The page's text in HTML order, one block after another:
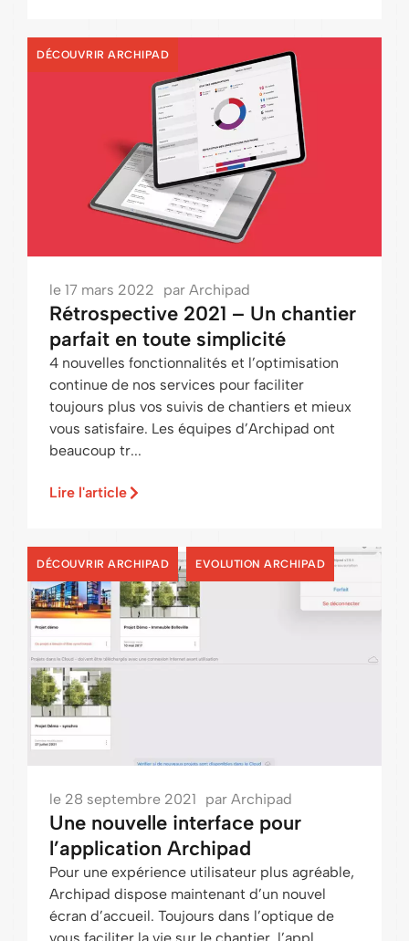
DÉCOUVRIR ARCHIPAD
le 17 mars 2022 par Archipad
Rétrospective 2021 – Un chantier
parfait en toute simplicité
4 nouvelles fonctionnalités et l’optimisation
continue de nos services pour faciliter
toujours plus vos suivis de chantiers et mieux
vous satisfaire. Les équipes d’Archipad ont
beaucoup tr...
Lire l'article
DÉCOUVRIR ARCHIPAD , EVOLUTION ARCHIPAD
le 28 septembre 2021 par Archipad
Une nouvelle interface pour
l’application Archipad
Pour une expérience utilisateur plus agréable,
Archipad dispose maintenant d’un nouvel
écran d’accueil. Toujours dans l’optique de